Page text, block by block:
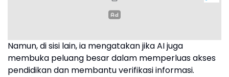
Namun, di sisi lain, ia mengatakan jika AI juga
membuka peluang besar dalam memperluas akses
pendidikan dan membantu verifikasi informasi.